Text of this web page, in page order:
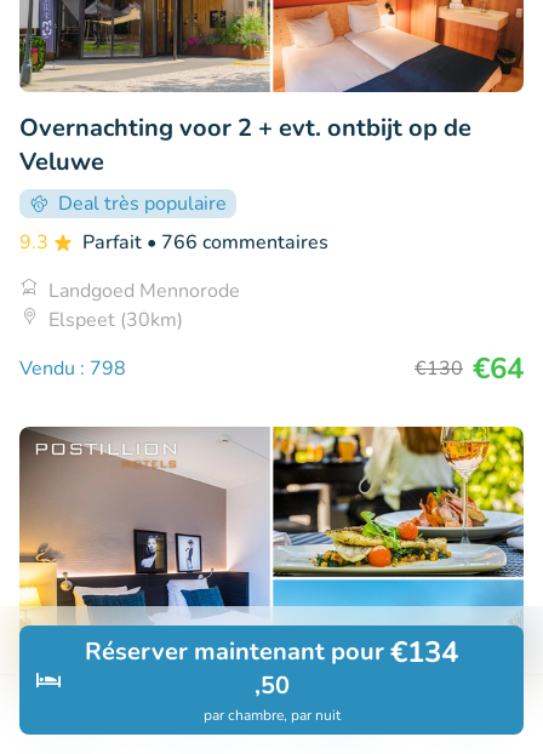
Rechercher Réservations
Réserver maintenant pour€134
,50
par chambre, par nuit
Overnachting voor 2 + evt. ontbijt op de
Veluwe
Deal très populaire
9.3
Parfait • 766 commentaires
Landgoed Mennorode
Elspeet (30km)
Vendu : 798
€130 €64